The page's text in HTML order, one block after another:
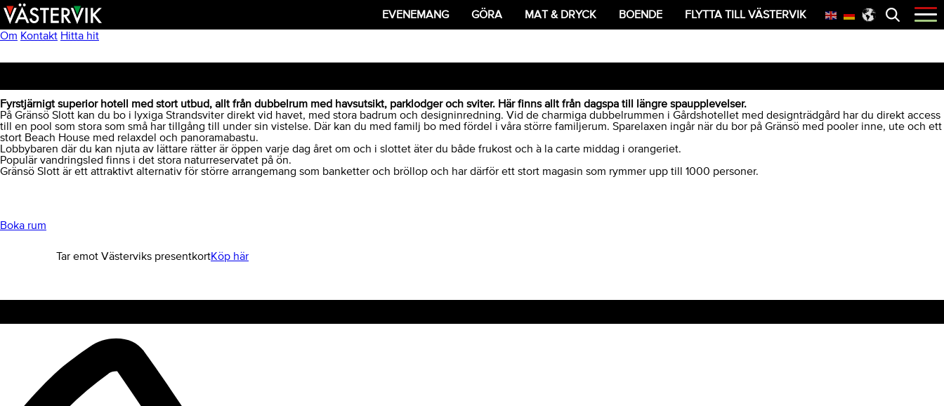
Hoppa
till
huvudnavigering
Skip
to
main
Hoppa
till
sidfot
Öppna
menyn
EVENEMANG GÖRA MAT & DRYCK BOENDE
FLYTTA TILL VÄSTERVIK
Om Kontakt Hitta hit
Fyrstjärnigt superior hotell med stort utbud, allt från dubbelrum med havsutsikt, parklodger och sviter. Här finns allt från dagspa till längre spaupplevelser.
På Gränsö Slott kan du bo i lyxiga Strandsviter direkt vid havet, med stora badrum och designinredning. Vid de charmiga dubbelrummen i Gårdshotellet med designträdgård har du direkt access
till en pool som stora som små har tillgång till under sin vistelse. Där kan du med familj bo med fördel i våra större familjerum. Sparelaxen ingår när du bor på Gränsö med pooler inne, ute och ett
stort Beach House med relaxdel och panoramabastu.
Lobbybaren där du kan njuta av lättare rätter är öppen varje dag året om och i slottet äter du både frukost och à la carte middag i orangeriet.
Populär vandringsled finns i det stora naturreservatet på ön.
Gränsö Slott är ett attraktivt alternativ för större arrangemang som banketter och bröllop och har därför ett stort magasin som rymmer upp till 1000 personer.
Boka rum
Tar emot Västerviks presentkortKöp här